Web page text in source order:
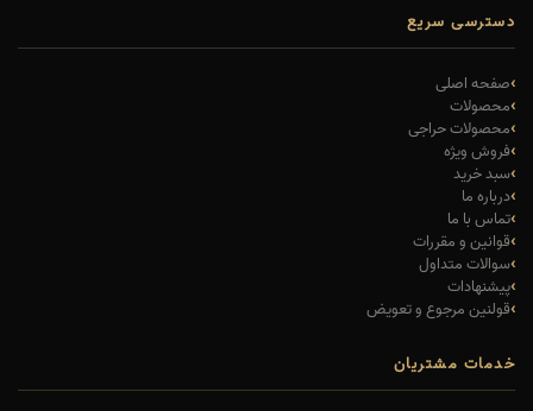
دسترسی سریع
صفحه اصلی
محصولات
محصولات حراجی
فروش ویژه
سبد خرید
درباره ما
تماس با ما
قوانین و مقررات
سوالات متداول
پیشنهادات
قولنین مرجوع و تعویض
خدمات مشتریان